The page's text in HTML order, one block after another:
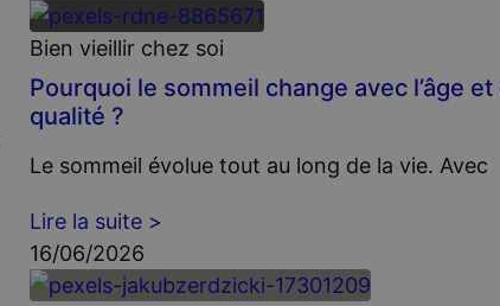
Bien vieillir chez soi
Pourquoi le sommeil change avec l’âge
qualité ?
Le sommeil évolue tout au long de la vie. Avec
Lire la suite >
16/06/2026